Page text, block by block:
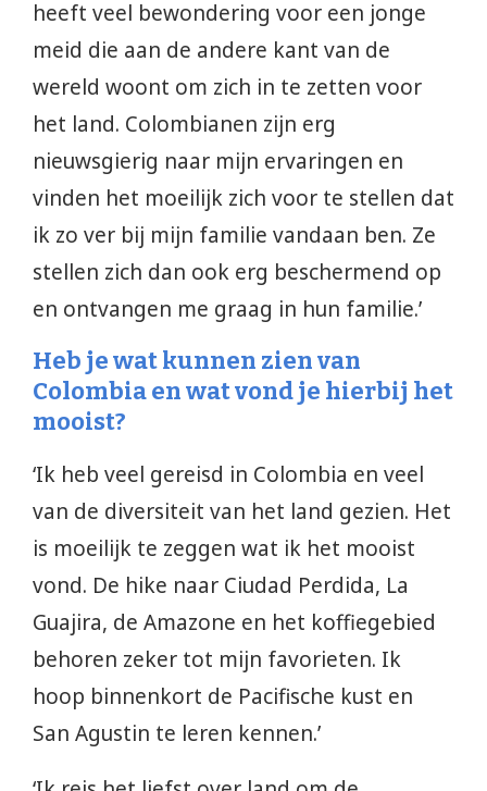
heeft veel bewondering voor een jonge
meid die aan de andere kant van de
wereld woont om zich in te zetten voor
het land. Colombianen zijn erg
nieuwsgierig naar mijn ervaringen en
vinden het moeilijk zich voor te stellen dat
ik zo ver bij mijn familie vandaan ben. Ze
stellen zich dan ook erg beschermend op
en ontvangen me graag in hun familie.’
Heb je wat kunnen zien van
Colombia en wat vond je hierbij het
mooist?
‘Ik heb veel gereisd in Colombia en veel
van de diversiteit van het land gezien. Het
is moeilijk te zeggen wat ik het mooist
vond. De hike naar Ciudad Perdida, La
Guajira, de Amazone en het koffiegebied
behoren zeker tot mijn favorieten. Ik
hoop binnenkort de Pacifische kust en
San Agustin te leren kennen.’